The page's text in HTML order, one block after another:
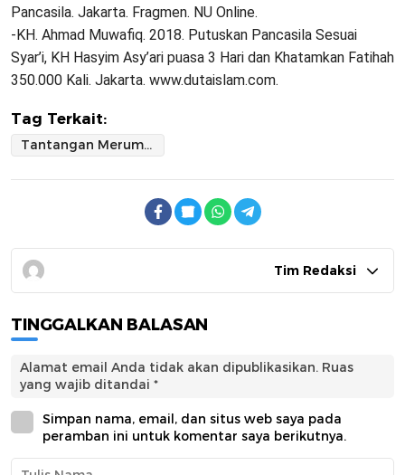
Pancasila. Jakarta. Fragmen. NU Online.
-KH. Ahmad Muwafiq. 2018. Putuskan Pancasila Sesuai
Syar’i, KH Hasyim Asy’ari puasa 3 Hari dan Khatamkan Fatihah
350.000 Kali. Jakarta. www.dutaislam.com.
Tag Terkait:
Tantangan Merumuskan Jalan Tengah Berbangsa
Tim Redaksi
TINGGALKAN BALASAN
Alamat email Anda tidak akan dipublikasikan. Ruas
yang wajib ditandai *
Simpan nama, email, dan situs web saya pada
peramban ini untuk komentar saya berikutnya.